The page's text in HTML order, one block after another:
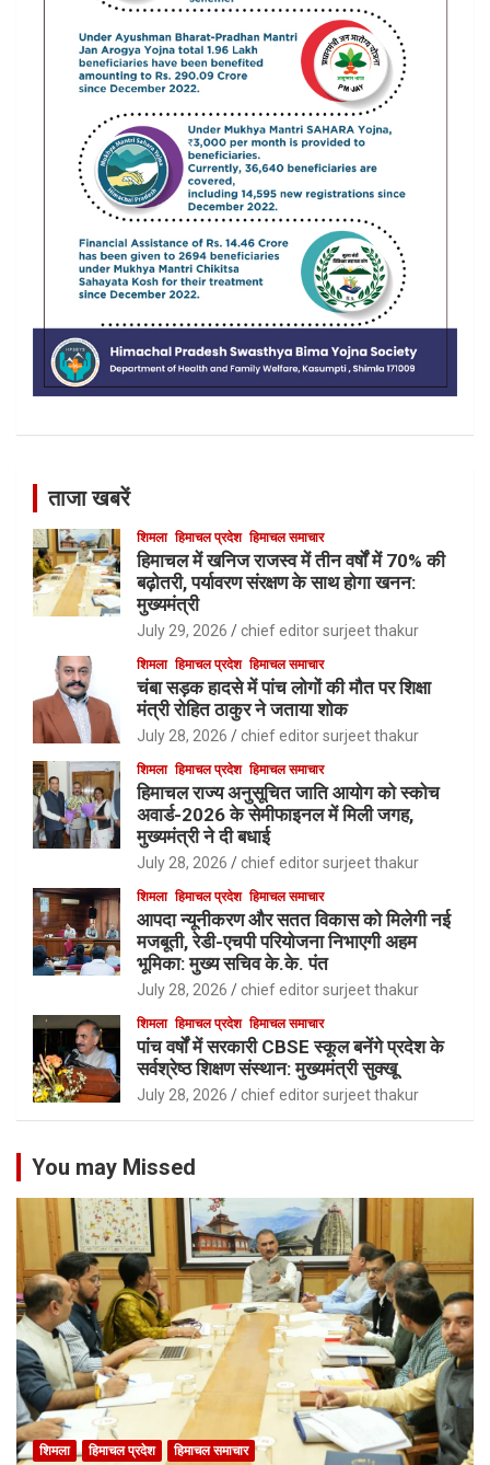
ताजा खबरें
शिमला हिमाचल प्रदेश हिमाचल समाचार
हिमाचल में खनिज राजस्व में तीन वर्षों में 70% की
बढ़ोतरी, पर्यावरण संरक्षण के साथ होगा खनन:
मुख्यमंत्री
July 29, 2026 chief editor surjeet thakur
शिमला हिमाचल प्रदेश हिमाचल समाचार
चंबा सड़क हादसे में पांच लोगों की मौत पर शिक्षा
मंत्री रोहित ठाकुर ने जताया शोक
July 28, 2026 chief editor surjeet thakur
शिमला हिमाचल प्रदेश हिमाचल समाचार
हिमाचल राज्य अनुसूचित जाति आयोग को स्कोच
अवार्ड-2026 के सेमीफाइनल में मिली जगह,
मुख्यमंत्री ने दी बधाई
July 28, 2026 chief editor surjeet thakur
शिमला हिमाचल प्रदेश हिमाचल समाचार
आपदा न्यूनीकरण और सतत विकास को मिलेगी नई
मजबूती, रेडी-एचपी परियोजना निभाएगी अहम
भूमिका: मुख्य सचिव के.के. पंत
July 28, 2026 chief editor surjeet thakur
शिमला हिमाचल प्रदेश हिमाचल समाचार
पांच वर्षों में सरकारी CBSE स्कूल बनेंगे प्रदेश के
सर्वश्रेष्ठ शिक्षण संस्थान: मुख्यमंत्री सुक्खू
July 28, 2026 chief editor surjeet thakur
You may Missed
शिमला हिमाचल प्रदेश हिमाचल समाचार